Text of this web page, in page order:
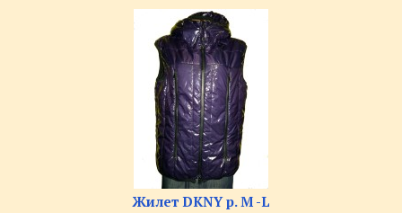
Жилет DKNY р. M -L